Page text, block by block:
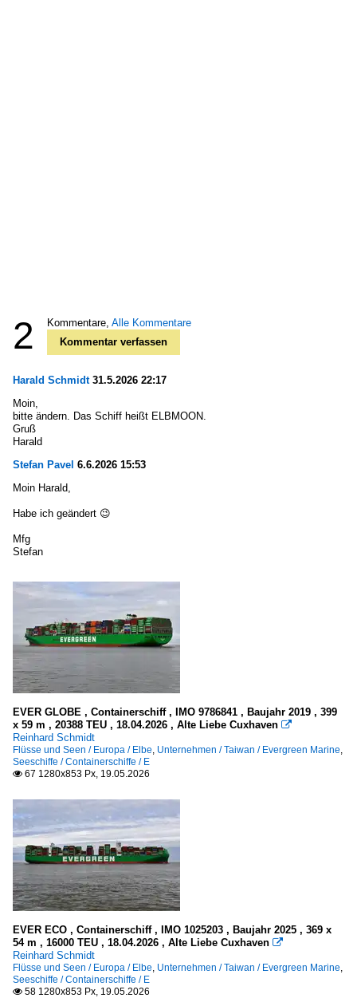
2 Kommentare, Alle Kommentare
Kommentar verfassen
Harald Schmidt31.5.2026 22:17
Moin,
bitte ändern. Das Schiff heißt ELBMOON.
Gruß
Harald
Stefan Pavel 6.6.2026 15:53
Moin Harald,
Habe ich geändert 😉
Mfg
Stefan
EVER GLOBE , Containerschiff , IMO 9786841 , Baujahr 2019 , 399
x 59 m , 20388 TEU , 18.04.2026 , Alte Liebe Cuxhaven 
Reinhard Schmidt
Flüsse und Seen / Europa / Elbe, Unternehmen / Taiwan / Evergreen Marine,
Seeschiffe / Containerschiffe / E
 67 1280x853 Px, 19.05.2026
EVER ECO , Containerschiff , IMO 1025203 , Baujahr 2025 , 369 x
54 m , 16000 TEU , 18.04.2026 , Alte Liebe Cuxhaven 
Reinhard Schmidt
Flüsse und Seen / Europa / Elbe, Unternehmen / Taiwan / Evergreen Marine,
Seeschiffe / Containerschiffe / E
 58 1280x853 Px, 19.05.2026